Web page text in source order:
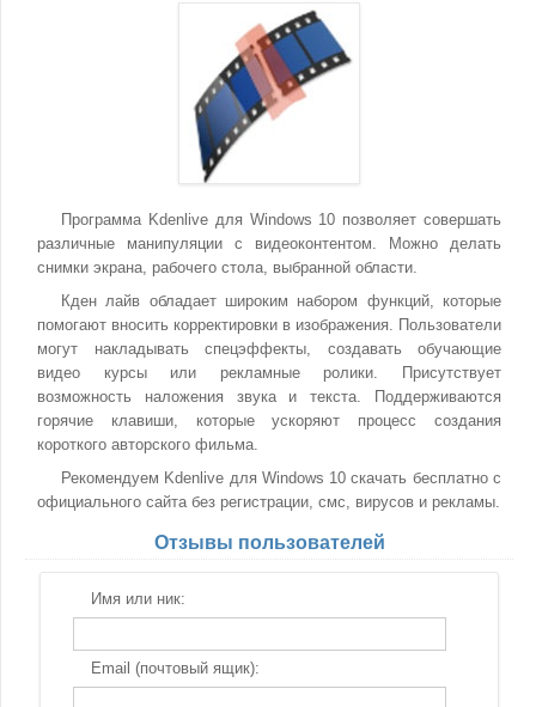
Программа Kdenlive для Windows 10 позволяет совершать
различные манипуляции с видеоконтентом. Можно делать
снимки экрана, рабочего стола, выбранной области.
Кден лайв обладает широким набором функций, которые
помогают вносить корректировки в изображения. Пользователи
могут накладывать спецэффекты, создавать обучающие
видео курсы или рекламные ролики. Присутствует
возможность наложения звука и текста. Поддерживаются
горячие клавиши, которые ускоряют процесс создания
короткого авторского фильма.
Рекомендуем Kdenlive для Windows 10 скачать бесплатно с
официального сайта без регистрации, смс, вирусов и рекламы.
Отзывы пользователей
Имя или ник:
Email (почтовый ящик):